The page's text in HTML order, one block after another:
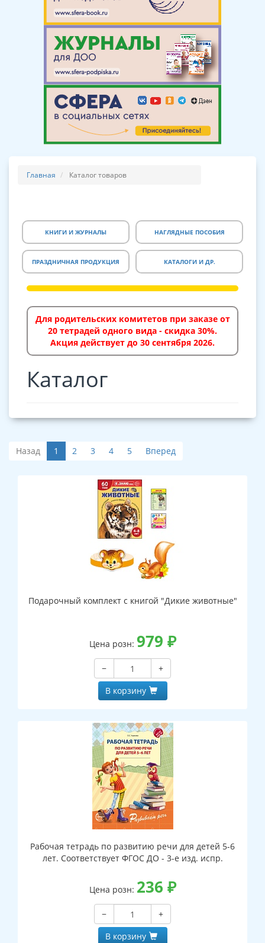
Главная Каталог товаров
КНИГИ И ЖУРНАЛЫ НАГЛЯДНЫЕ ПОСОБИЯ
ПРАЗДНИЧНАЯ ПРОДУКЦИЯ КАТАЛОГИ И ДР.
Для родительских комитетов при заказе от
20 тетрадей одного вида - скидка 30%.
Акция действует до 30 сентября 2026.
Каталог
Назад 1 2 3 4 5 Вперед
Подарочный комплект с книгой "Дикие животные"
Цена розн: 979 ₽
−
+
В корзину
Рабочая тетрадь по развитию речи для детей 5-6
лет. Соответствует ФГОС ДО - 3-е изд. испр.
Цена розн: 236 ₽
−
+
В корзину